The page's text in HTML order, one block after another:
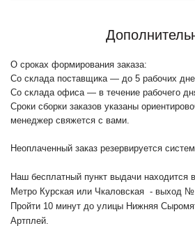
О сроках формирования заказа:
Со склада поставщика — до 5 рабочих
Со склада офиса — в течение рабочего
Сроки сборки заказов указаны
менеджер свяжется с вами.
Неоплаченный заказ резервируется
Наш бесплатный пункт выдачи находится
Метро Курская или Чкаловская - выход
Пройти 10 минут до улицы Нижняя
Артплей.